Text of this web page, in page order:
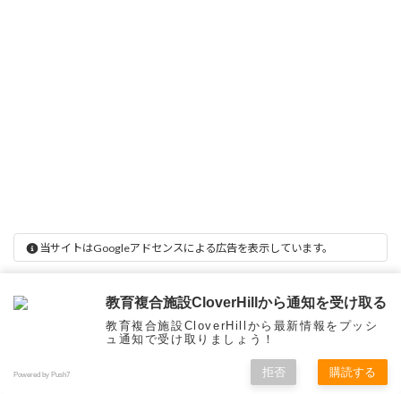
当サイトはGoogleアドセンスによる広告を表示しています。
教育複合施設CloverHillから通知を受け取る
教育複合施設CloverHillから最新情報をプッシ
ュ通知で受け取りましょう！
Powered by Push7 拒否 購読する